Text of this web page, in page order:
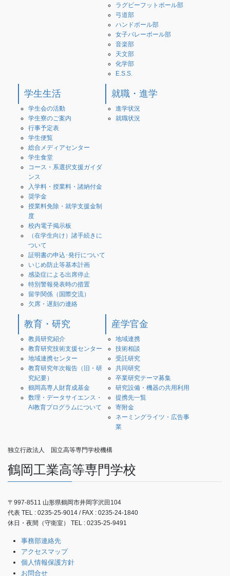
ラグビーフットボール部
弓道部
ハンドボール部
女子バレーボール部
音楽部
天文部
化学部
E.S.S.
学生生活
学生会の活動
学生寮のご案内
行事予定表
学生便覧
総合メディアセンター
学生食堂
コース・系選択支援ガイダ
ンス
入学料・授業料・諸納付金
奨学金
授業料免除・就学支援金制
度
校内電子掲示板
（在学生向け）諸手続きに
ついて
証明書の申込･発行について
いじめ防止等基本計画
感染症による出席停止
特別警報発表時の措置
留学関係（国際交流）
欠席・遅刻の連絡
就職・進学
進学状況
就職状況
教育・研究
教員研究紹介
教育研究技術支援センター
地域連携センター
教育研究年次報告（旧・研
究紀要）
鶴岡高専人財育成基金
数理・データサイエンス・
AI教育プログラムについて
産学官金
地域連携
技術相談
受託研究
共同研究
卒業研究テーマ募集
研究設備・機器の共用利用
提携先一覧
寄附金
ネーミングライツ・広告事
業
独立行政法人 国立高等専門学校機構
鶴岡工業高等専門学校
〒997-8511 山形県鶴岡市井岡字沢田104
代表 TEL : 0235-25-9014 / FAX : 0235-24-1840
休日・夜間（守衛室） TEL : 0235-25-9491
事務部連絡先
アクセスマップ
個人情報保護方針
お問合せ